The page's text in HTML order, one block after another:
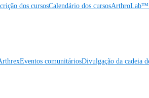
dos cursosCalendário dos cursosArthroLab™
Eventos comunitáriosDivulgação da cadeia